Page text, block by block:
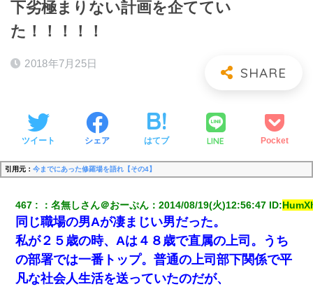
下劣極まりない計画を企ててい
た！！！！！
2018年7月25日
ツイート シェア はてブ LINE Pocket
引用元： 今までにあった修羅場を語れ【その4】
467 ：名無しさん＠おーぷん ：2014/08/19(火)12:56:47 ID:
同じ職場の男Aが凄まじい男だった。
私が２５歳の時、Aは４８歳で直属の上司。うち
の部署では一番トップ。普通の上司部下関係で平
凡な社会人生活を送っていたのだが、